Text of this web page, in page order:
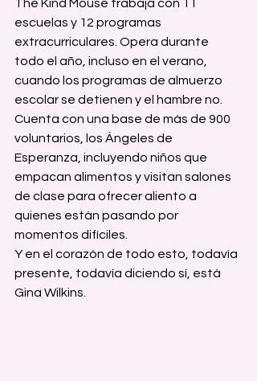
The Kind Mouse trabaja con 11
escuelas y 12 programas
extracurriculares. Opera durante
todo el año, incluso en el verano,
cuando los programas de almuerzo
escolar se detienen y el hambre no.
Cuenta con una base de más de 900
voluntarios, los Ángeles de
Esperanza, incluyendo niños que
empacan alimentos y visitan salones
de clase para ofrecer aliento a
quienes están pasando por
momentos difíciles.
Y en el corazón de todo esto, todavía
presente, todavía diciendo sí, está
Gina Wilkins.